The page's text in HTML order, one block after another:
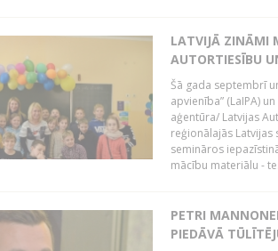
LATVIJĀ ZINĀMI
AUTORTIESĪBU
Šā gada septembrī
apvienība” (LaIPA)
aģentūra/ Latvijas
reģionālajās
semināros
mācību materiālu -
PETRI
PIEDĀVĀ